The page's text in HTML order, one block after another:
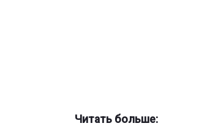
Читать больше: